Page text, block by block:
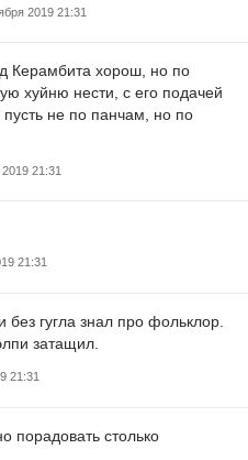
2019 21:31
Керамбита хорош, но по
хуйню нести, с его подачей
не по панчам, но по
21:31
21:31
гугла знал про фольклор.
затащил.
21:31
порадовать столько